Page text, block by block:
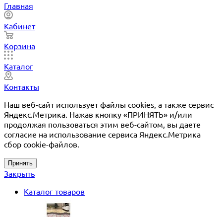
Главная
Кабинет
Корзина
Каталог
Контакты
Наш веб-сайт использует файлы cookies, а также сервис
Яндекс.Метрика. Нажав кнопку «ПРИНЯТЬ» и/или
продолжая пользоваться этим веб-сайтом, вы даете
согласие на использование сервиса Яндекс.Метрика
сбор cookie-файлов.
Принять
Закрыть
Каталог товаров